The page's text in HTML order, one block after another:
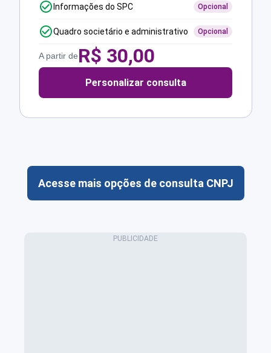
Informações do SPC Opcional
Quadro societário e administrativo Opcional
A partir deR$ 30,00
Personalizar consulta
Acesse mais opções de consulta CNPJ